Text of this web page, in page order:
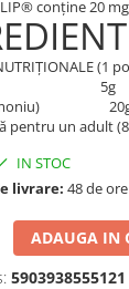
conține 20
(1
5g
de amoniu)
pentru un adult
IN STOC
livrare: 48 de ore
ADAUGA IN
5903938555121